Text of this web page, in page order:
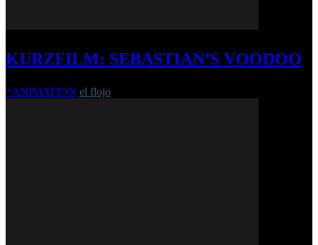
KURZFILM: SEBASTIAN’S VOODOO
*ANIMATION el flojo